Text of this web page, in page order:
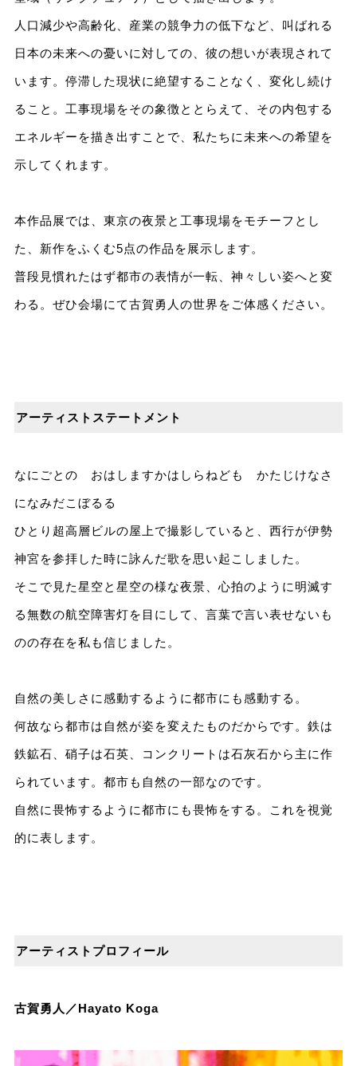
人口減少や高齢化、産業の競争力の低下など、叫ばれる
日本の未来への憂いに対しての、彼の想いが表現されて
います。停滞した現状に絶望することなく、変化し続け
ること。工事現場をその象徴ととらえて、その内包する
エネルギーを描き出すことで、私たちに未来への希望を
示してくれます。
本作品展では、東京の夜景と工事現場をモチーフとし
た、新作をふくむ5点の作品を展示します。
普段見慣れたはず都市の表情が一転、神々しい姿へと変
わる。ぜひ会場にて古賀勇人の世界をご体感ください。
アーティストステートメント
なにごとの おはしますかはしらねども かたじけなさ
になみだこぼるる
ひとり超高層ビルの屋上で撮影していると、西行が伊勢
神宮を参拝した時に詠んだ歌を思い起こしました。
そこで見た星空と星空の様な夜景、心拍のように明滅す
る無数の航空障害灯を目にして、言葉で言い表せないも
のの存在を私も信じました。
自然の美しさに感動するように都市にも感動する。
何故なら都市は自然が姿を変えたものだからです。鉄は
鉄鉱石、硝子は石英、コンクリートは石灰石から主に作
られています。都市も自然の一部なのです。
自然に畏怖するように都市にも畏怖をする。これを視覚
的に表します。
アーティストプロフィール
古賀勇人／Hayato Koga